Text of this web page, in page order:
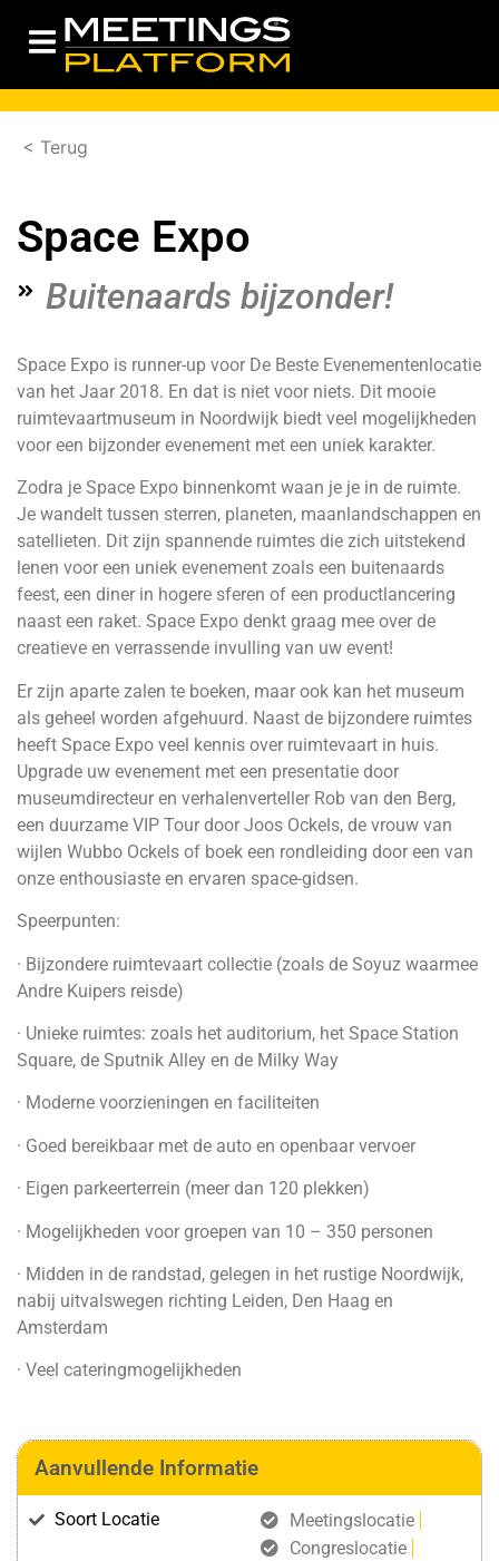
< Terug
Space Expo
Buitenaards bijzonder!
Space Expo is runner-up voor De Beste Evenementenlocatie
van het Jaar 2018. En dat is niet voor niets. Dit mooie
ruimtevaartmuseum in Noordwijk biedt veel mogelijkheden
voor een bijzonder evenement met een uniek karakter.
Zodra je Space Expo binnenkomt waan je je in de ruimte.
Je wandelt tussen sterren, planeten, maanlandschappen en
satellieten. Dit zijn spannende ruimtes die zich uitstekend
lenen voor een uniek evenement zoals een buitenaards
feest, een diner in hogere sferen of een productlancering
naast een raket. Space Expo denkt graag mee over de
creatieve en verrassende invulling van uw event!
Er zijn aparte zalen te boeken, maar ook kan het museum
als geheel worden afgehuurd. Naast de bijzondere ruimtes
heeft Space Expo veel kennis over ruimtevaart in huis.
Upgrade uw evenement met een presentatie door
museumdirecteur en verhalenverteller Rob van den Berg,
een duurzame VIP Tour door Joos Ockels, de vrouw van
wijlen Wubbo Ockels of boek een rondleiding door een van
onze enthousiaste en ervaren space-gidsen.
Speerpunten:
· Bijzondere ruimtevaart collectie (zoals de Soyuz waarmee
Andre Kuipers reisde)
· Unieke ruimtes: zoals het auditorium, het Space Station
Square, de Sputnik Alley en de Milky Way
· Moderne voorzieningen en faciliteiten
· Goed bereikbaar met de auto en openbaar vervoer
· Eigen parkeerterrein (meer dan 120 plekken)
· Mogelijkheden voor groepen van 10 – 350 personen
· Midden in de randstad, gelegen in het rustige Noordwijk,
nabij uitvalswegen richting Leiden, Den Haag en
Amsterdam
· Veel cateringmogelijkheden
Aanvullende Informatie
Soort Locatie
Meetingslocatie
Congreslocatie